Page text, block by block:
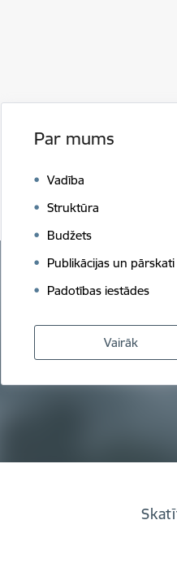
Par mums
Vadība
Struktūra
Budžets
Publikācijas un pārskati
Padotības iestādes
Vairāk